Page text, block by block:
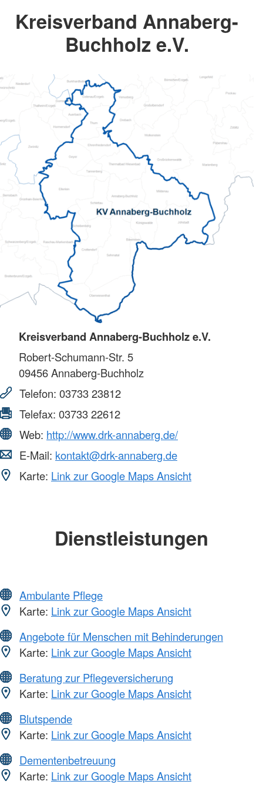
Kreisverband Annaberg-
Buchholz e.V.
Kreisverband Annaberg-Buchholz e.V.
Robert-Schumann-Str. 5
09456Annaberg-Buchholz
Telefon: 03733 23812
Telefax: 03733 22612
Web: http://www.drk-annaberg.de/
E-Mail: kontakt@drk-annaberg.de
Karte: Link zur Google Maps Ansicht
Dienstleistungen
Ambulante Pflege
Karte: Link zur Google Maps Ansicht
Angebote für Menschen mit Behinderungen
Karte: Link zur Google Maps Ansicht
Beratung zur Pflegeversicherung
Karte: Link zur Google Maps Ansicht
Blutspende
Karte: Link zur Google Maps Ansicht
Dementenbetreuung
Karte: Link zur Google Maps Ansicht